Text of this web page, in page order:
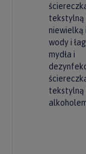
tekstylną
niewielką
wody i
mydła i
tekstylną